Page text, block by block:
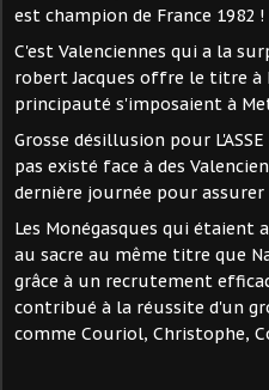
est champion de France 1982 !
C'est Valenciennes qui a la
robert Jacques offre le titre à
principauté s'imposaient à
Grosse désillusion pour
pas existé face à des
dernière journée pour
Les Monégasques qui étaient
au sacre au même titre que
grâce à un recrutement
contribué à la réussite d'un
comme Couriol, Christophe,